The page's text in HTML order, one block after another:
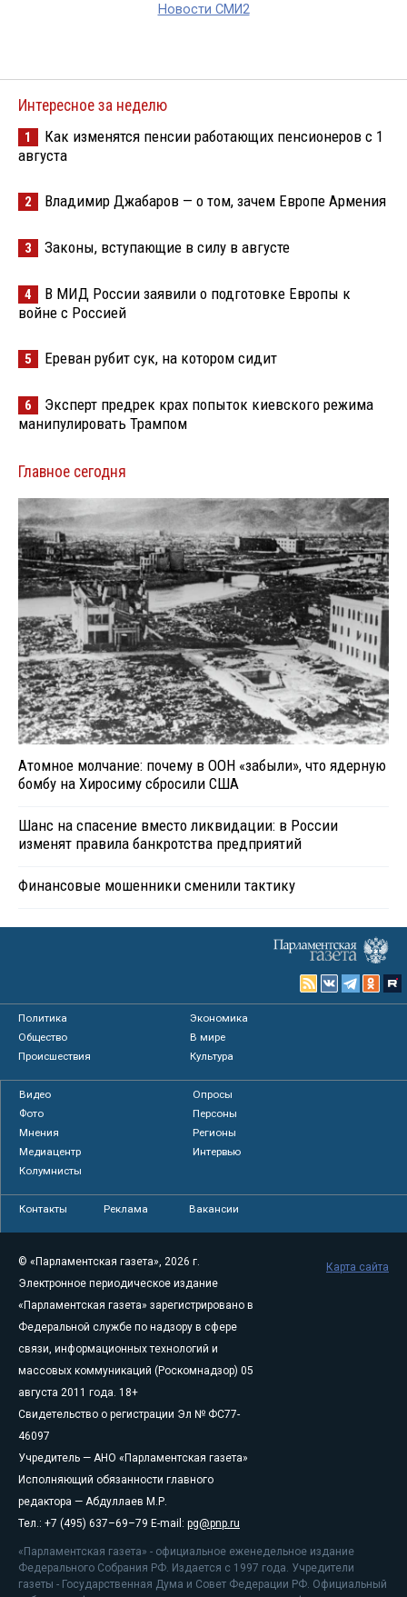
Новости СМИ2
Интересное за неделю
1
Как изменятся пенсии работающих пенсионеров с 1
августа
2 Владимир Джабаров — о том, зачем Европе Армения
3 Законы, вступающие в силу в августе
4
В МИД России заявили о подготовке Европы к
войне с Россией
5 Ереван рубит сук, на котором сидит
6
Эксперт предрек крах попыток киевского режима
манипулировать Трампом
Главное сегодня
Атомное молчание: почему в ООН «забыли», что ядерную
бомбу на Хиросиму сбросили США
Шанс на спасение вместо ликвидации: в России
изменят правила банкротства предприятий
Финансовые мошенники сменили тактику
Политика
Экономика
Общество
В мире
Происшествия
Культура
Видео
Опросы
Фото
Персоны
Мнения
Регионы
Медиацентр
Интервью
Колумнисты
Контакты Реклама Вакансии
© «Парламентская газета», 2026 г.
Электронное периодическое издание
«Парламентская газета» зарегистрировано в
Федеральной службе по надзору в сфере
связи, информационных технологий и
массовых коммуникаций (Роскомнадзор) 05
августа 2011 года. 18+
Свидетельство о регистрации Эл № ФС77-
46097
Учредитель — АНО «Парламентская газета»
Исполняющий обязанности главного
редактора — Абдуллаев М.Р.
Тел.: +7 (495) 637–69–79 E-mail: pg@pnp.ru
«Парламентская газета» - официальное еженедельное издание
Федерального Собрания РФ. Издается с 1997 года. Учредители
газеты - Государственная Дума и Совет Федерации РФ. Официальный
Карта сайта